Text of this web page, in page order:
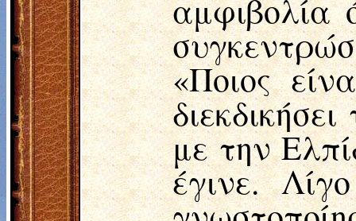
αμφιβολία
«Ποιος
με την
έγινε.